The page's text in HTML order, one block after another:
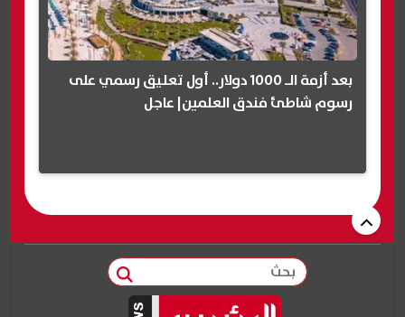
بعد أزمة الـ 1000 دولار.. أول تعليق رسمي على
رسوم شاطئ فندق العلمين| عاجل
بحث